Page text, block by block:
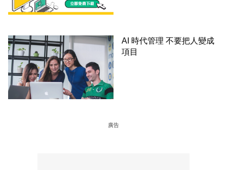
AI 時代管理 不要把人變成
項目
廣告